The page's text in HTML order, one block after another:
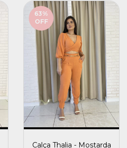
63%
OFF
Calça Thalia - Mostarda